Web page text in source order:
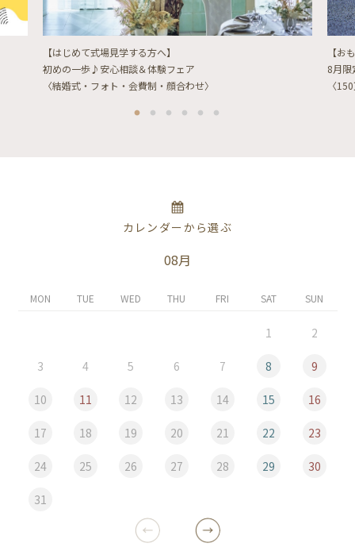
【はじめて式場見学する方へ】
初めの一歩♪安心相談＆体験フェア
〈結婚式・フォト・会費制・顔合わせ〉
【お
8月限
〈
カレンダーから選ぶ
08月
MON TUE WED THU FRI SAT SUN
1 2
3 4 5 6 7 8 9
10 11 12 13 14 15 16
17 18 19 20 21 22 23
24 25 26 27 28 29 30
31